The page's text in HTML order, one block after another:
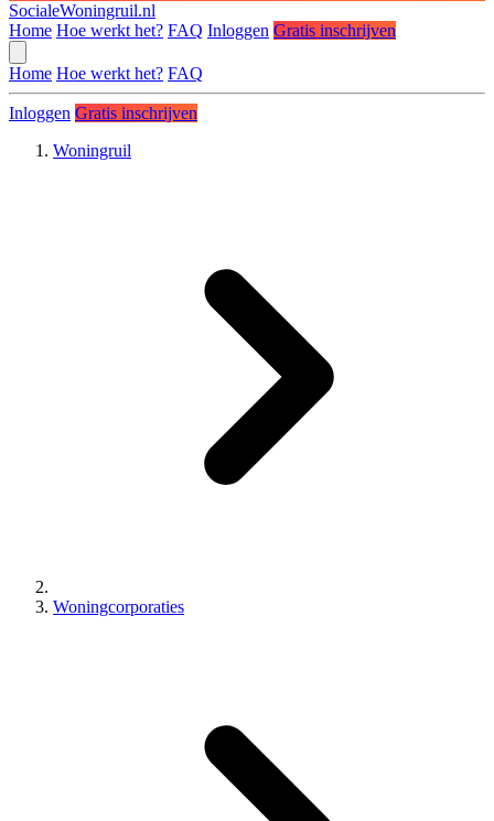
SocialeWoningruil.nl
Home Hoe werkt het? FAQ Inloggen Gratis inschrijven
Home Hoe werkt het? FAQ
Inloggen Gratis inschrijven
Woningruil
Woningcorporaties